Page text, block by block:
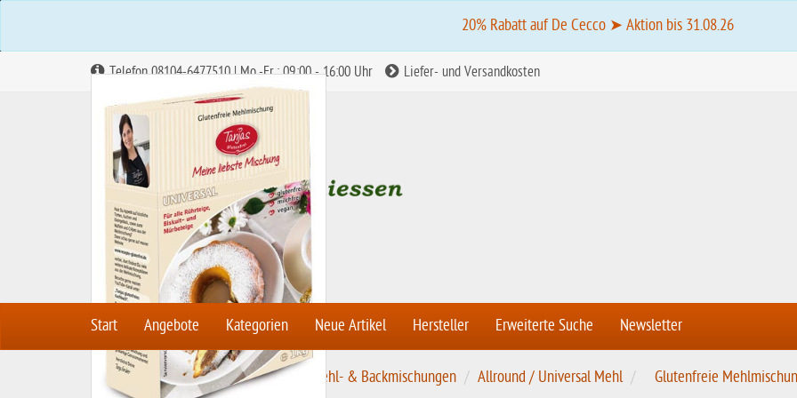
20% Rabatt auf De Cecco ➤ Aktion bis 31.08.26
Telefon 08104-6477510 | Mo.-Fr.: 09:00 - 16:00 Uhr Liefer- und Versandkosten
Start Angebote Kategorien Neue Artikel Hersteller Erweiterte Suche Newsletter
S
Mehle & Backmischungen Mehl- & Backmischungen Allround / Universal Mehl Glutenfreie